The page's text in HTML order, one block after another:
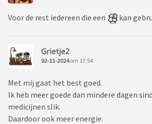
Voor de rest iedereen die een kan
Grietje2
02-11-2024om 17:54
Met mij gaat het best goed.
Ik heb meer goede dan mindere dagen
medicijnen slik.
Daardoor ook meer energie.